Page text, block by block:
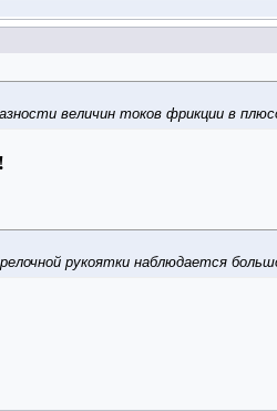
величин токов фрикции в
рукоятки наблюдается